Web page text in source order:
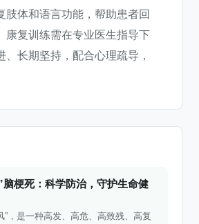
肢体和语言功能，帮助患者回
康复训练需在专业医生指导下
、长期坚持，配合心理疏导，
脑梗死：科学防治，守护生命健
”，是一种高发、高危、高致残、高复